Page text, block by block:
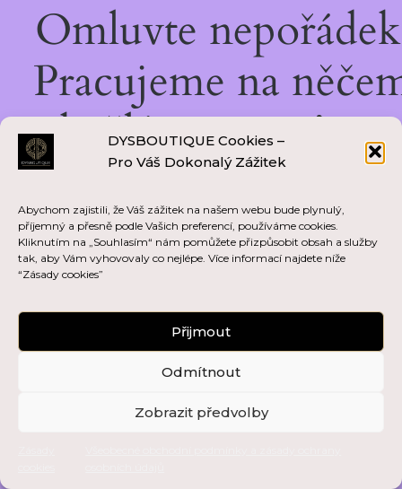
DYSBOUTIQUE Cookies –
Pro Váš Dokonalý Zážitek
Abychom zajistili, že Váš zážitek na našem webu bude plynulý,
příjemný a přesně podle Vašich preferencí, používáme cookies.
Kliknutím na „Souhlasím“ nám pomůžete přizpůsobit obsah a služby
tak, aby Vám vyhovovaly co nejlépe. Více informací najdete níže
“Zásady cookies”
Přijmout
Odmítnout
Zobrazit předvolby
Omluvte
Pracujeme na
skvělém — vraťte se
brzy zpět!